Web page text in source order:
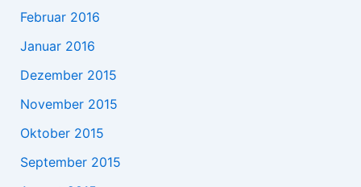
Februar 2016
Januar 2016
Dezember 2015
November 2015
Oktober 2015
September 2015